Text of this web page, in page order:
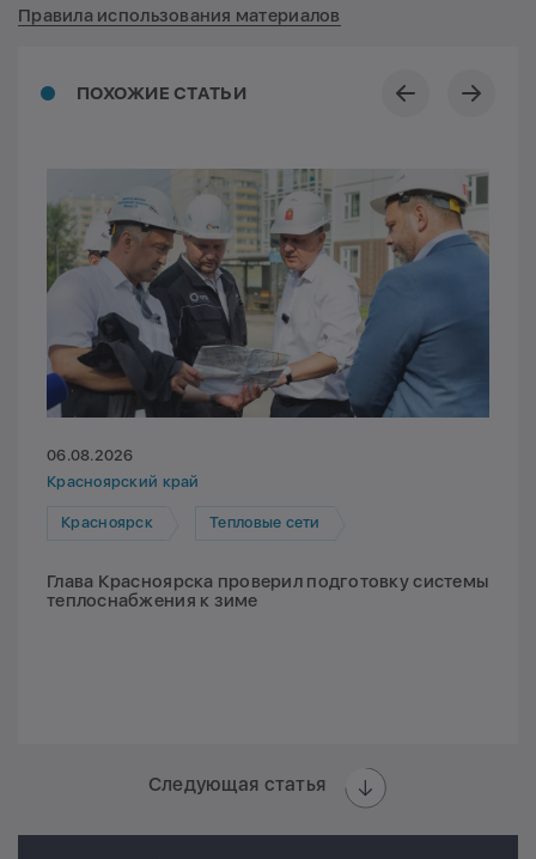
ПОХОЖИЕ СТАТЬИ
06.08.2026
Красноярский край
Красноярск Тепловые сети
Глава Красноярска проверил подготовку системы
теплоснабжения к зиме
Следующая статья
Правила использования материалов